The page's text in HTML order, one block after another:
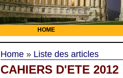
HOME
Home » Liste des articles
CAHIERS D'ETE 2012